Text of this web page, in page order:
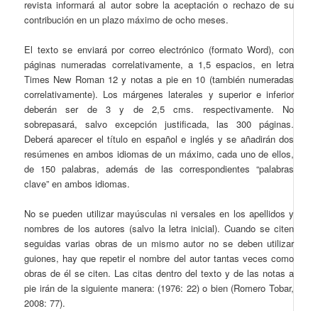
revista informará al autor sobre la aceptación o rechazo de su
contribución en un plazo máximo de ocho meses.
El texto se enviará por correo electrónico (formato Word), con
páginas numeradas correlativamente, a 1,5 espacios, en letra
Times New Roman 12 y notas a pie en 10 (también numeradas
correlativamente). Los márgenes laterales y superior e inferior
deberán ser de 3 y de 2,5 cms. respectivamente. No
sobrepasará, salvo excepción justificada, las 300 páginas.
Deberá aparecer el título en español e inglés y se añadirán dos
resúmenes en ambos idiomas de un máximo, cada uno de ellos,
de 150 palabras, además de las correspondientes “palabras
clave” en ambos idiomas.
No se pueden utilizar mayúsculas ni versales en los apellidos y
nombres de los autores (salvo la letra inicial). Cuando se citen
seguidas varias obras de un mismo autor no se deben utilizar
guiones, hay que repetir el nombre del autor tantas veces como
obras de él se citen. Las citas dentro del texto y de las notas a
pie irán de la siguiente manera: (1976: 22) o bien (Romero Tobar,
2008: 77).